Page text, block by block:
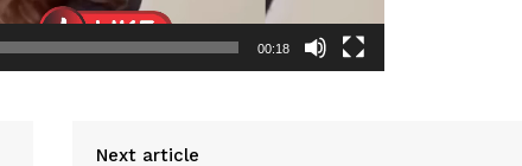
PRO
Company
00:18
Next article